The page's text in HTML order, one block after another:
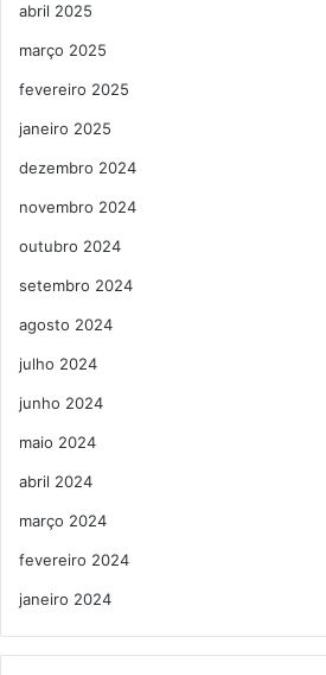
abril 2025
março 2025
fevereiro 2025
janeiro 2025
dezembro 2024
novembro 2024
outubro 2024
setembro 2024
agosto 2024
julho 2024
junho 2024
maio 2024
abril 2024
março 2024
fevereiro 2024
janeiro 2024